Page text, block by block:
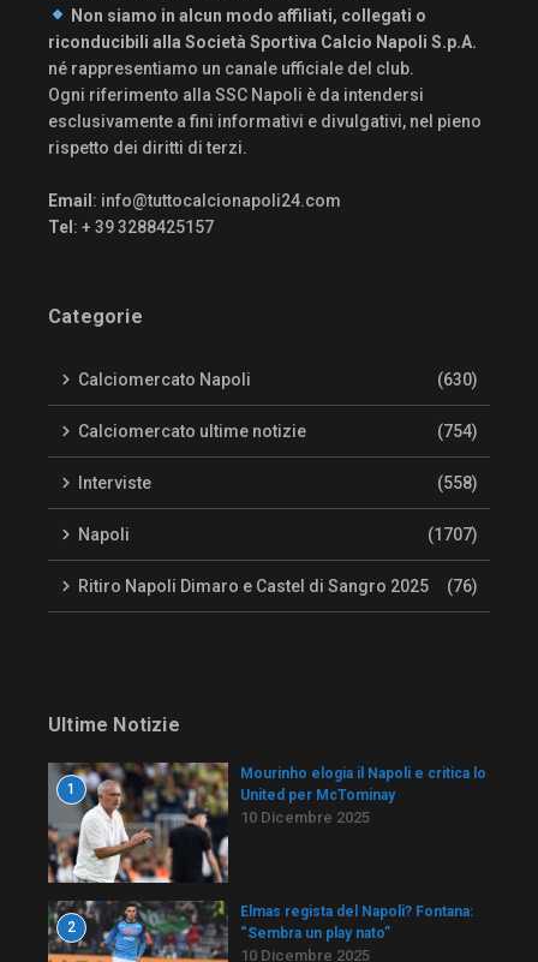
Non siamo in alcun modo affiliati, collegati o
riconducibili alla Società Sportiva Calcio Napoli S.p.A.
né rappresentiamo un canale ufficiale del club.
Ogni riferimento alla SSC Napoli è da intendersi
esclusivamente a fini informativi e divulgativi, nel pieno
rispetto dei diritti di terzi.
Email : info@tuttocalcionapoli24.com
Tel : + 39 3288425157
Categorie
Calciomercato Napoli (630)
Calciomercato ultime notizie (754)
Interviste (558)
Napoli (1707)
Ritiro Napoli Dimaro e Castel di Sangro 2025 (76)
Ultime Notizie
1
Mourinho elogia il Napoli e critica lo
United per McTominay
10 Dicembre 2025
2
Elmas regista del Napoli? Fontana:
“Sembra un play nato”
10 Dicembre 2025